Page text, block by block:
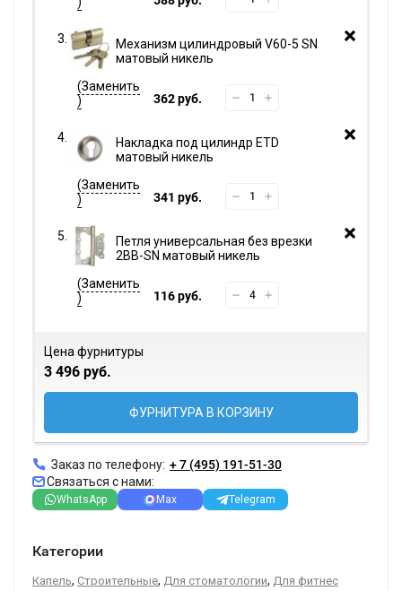
Механизм цилиндровый V60-5 SN
матовый никель
362 руб.
Накладка под цилиндр ETD
матовый никель
341 руб.
Петля универсальная без врезки
2BB-SN матовый никель
116 руб.
Цена фурнитуры
3 496 руб.
ФУРНИТУРА В КОРЗИНУ
Заказ по телефону: + 7 (495) 191-51-30
Связаться с нами:
WhatsApp Max Telegram
Категории
Капель, Строительные, Для стоматологии, Для фитнес